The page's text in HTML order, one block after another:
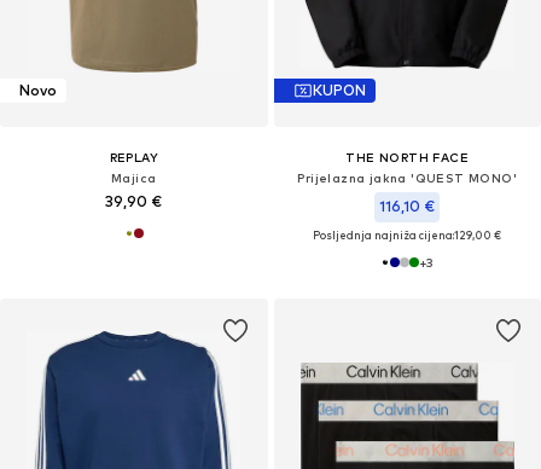
Novo
REPLAY
Majica
39,90 €
KUPON
THE NORTH FACE
Prijelazna jakna 'QUEST MONO'
116,10 €
Posljednja najniža cijena:129,00 €
+3